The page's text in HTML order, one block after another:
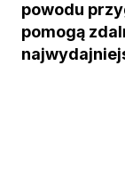
powodu
pomogą